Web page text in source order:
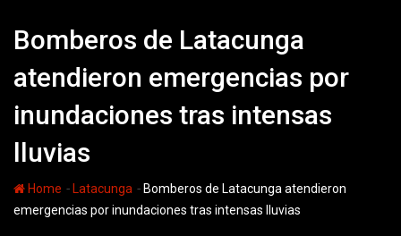
Bomberos de Latacunga
atendieron emergencias por
inundaciones tras intensas
lluvias
Home - Latacunga - Bomberos de Latacunga atendieron
emergencias por inundaciones tras intensas lluvias